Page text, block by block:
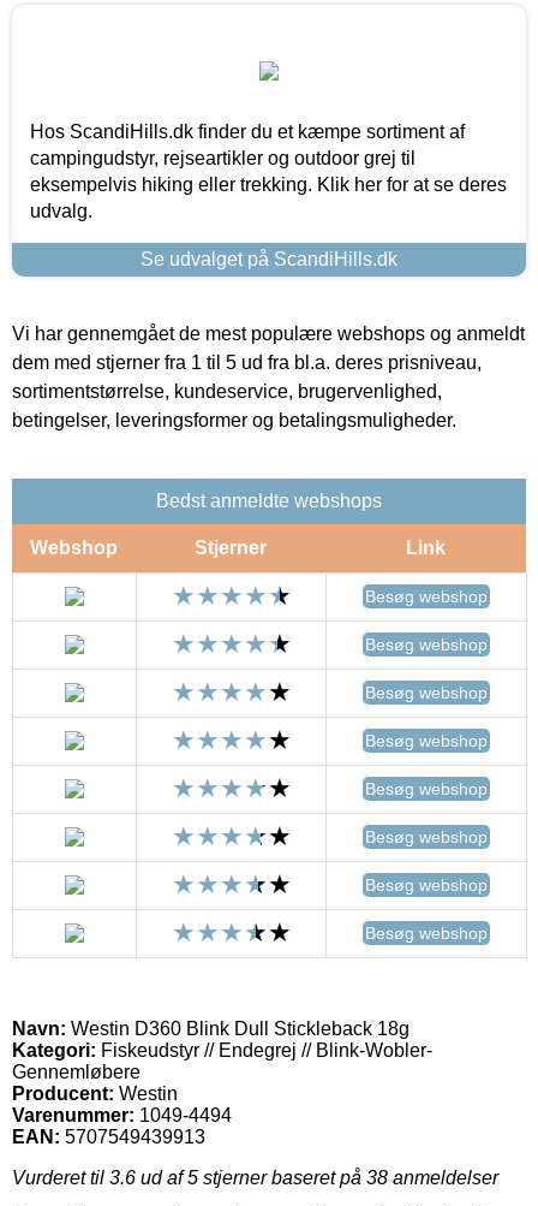
Hos ScandiHills.dk finder du et kæmpe sortiment af
campingudstyr, rejseartikler og outdoor grej til
eksempelvis hiking eller trekking. Klik her for at se deres
udvalg.
Se udvalget på ScandiHills.dk
Vi har gennemgået de mest populære webshops og anmeldt
dem med stjerner fra 1 til 5 ud fra bl.a. deres prisniveau,
sortimentstørrelse, kundeservice, brugervenlighed,
betingelser, leveringsformer og betalingsmuligheder.
Bedst anmeldte webshops
Webshop Stjerner Link
Besøg webshop
Besøg webshop
Besøg webshop
Besøg webshop
Besøg webshop
Besøg webshop
Besøg webshop
Besøg webshop
Navn: Westin D360 Blink Dull Stickleback 18g
Kategori: Fiskeudstyr // Endegrej // Blink-Wobler-
Gennemløbere
Producent: Westin
Varenummer: 1049-4494
EAN: 5707549439913
Vurderet til 3.6 ud af 5 stjerner baseret på 38 anmeldelser